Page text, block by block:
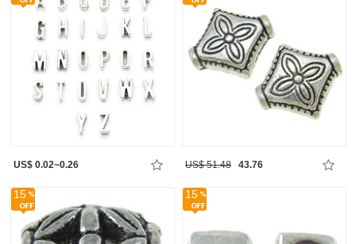
US$ 0.02~0.26 US$ 51.48 43.76
15 15